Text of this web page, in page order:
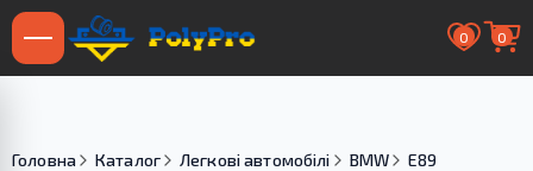
0 0
Головна Каталог Легкові автомобілі BMW
E89